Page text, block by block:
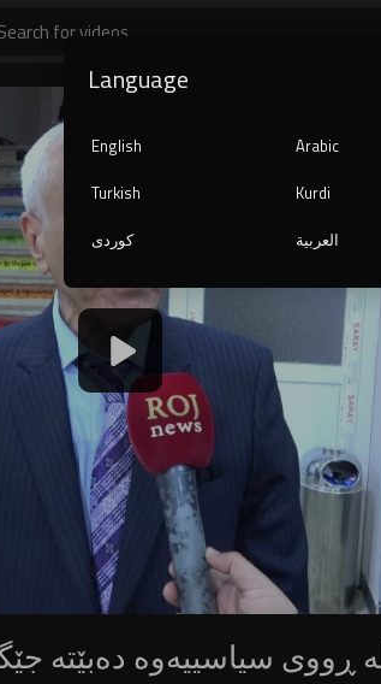
Language
English
Arabic
Turkish
Kurdi
کوردی
العربية